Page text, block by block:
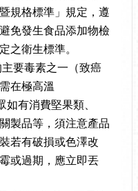
規格標準」規定，遵
免發生食品添加物檢
之衛生標準。
要毒素之一（致癌
在極高溫
如有消費堅果類、
製品等，須注意產品
若有破損或色澤改
或過期，應立即丟